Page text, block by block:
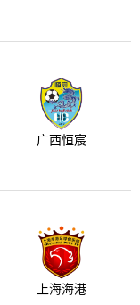
广西恒宸
上海海港